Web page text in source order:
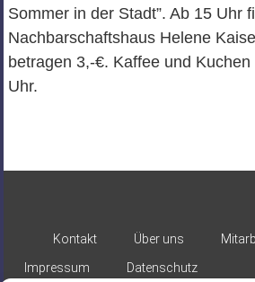
Sommer in der Stadt”. Ab 15 Uhr
Nachbarschaftshaus Helene
betragen 3,-€. Kaffee und
Uhr.
Kontakt Über uns
Impressum
Datenschutz